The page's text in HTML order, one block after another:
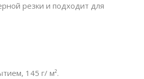
резки и подходит для
145 г/ м².